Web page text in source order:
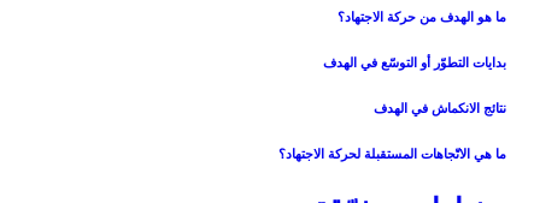
ما هو الهدف من حركة الاجتهاد؟
بدايات التطوّر أو التوسّع في الهدف
نتائج الانكماش في الهدف
ما هي الاتّجاهات المستقبلة لحركة الاجتهاد؟